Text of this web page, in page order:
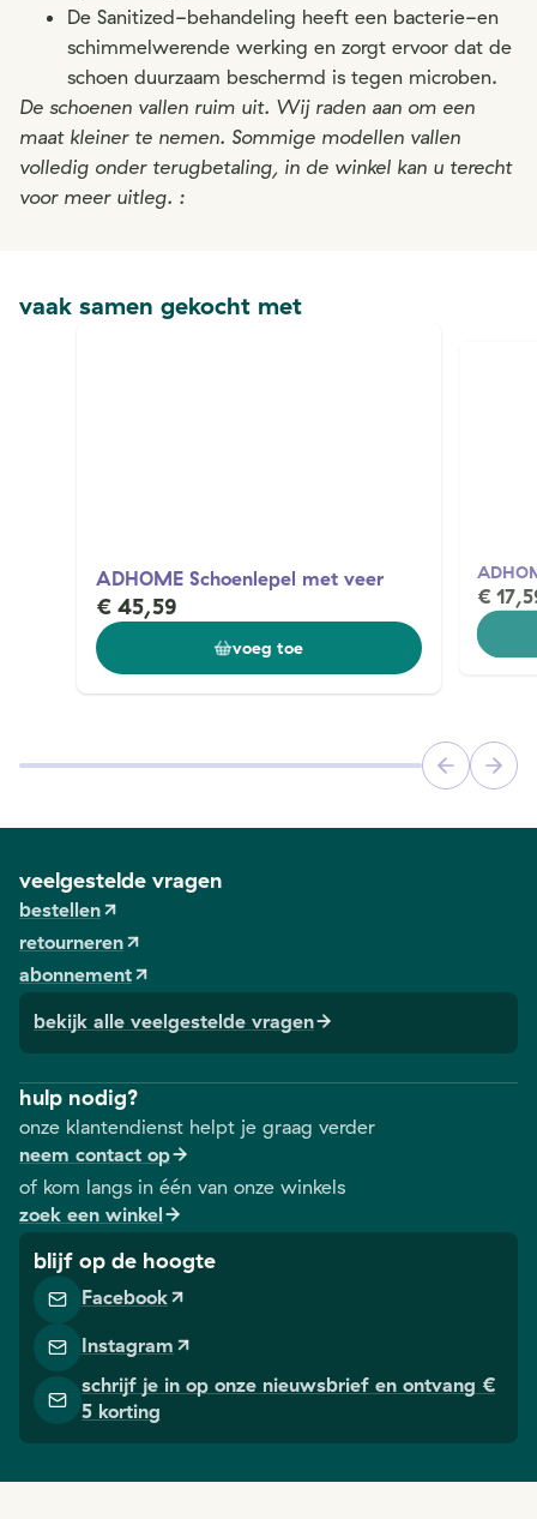
De Sanitized-behandeling heeft een bacterie-en
schimmelwerende werking en zorgt ervoor dat de
schoen duurzaam beschermd is tegen microben.
De schoenen vallen ruim uit. Wij raden aan om een
maat kleiner te nemen. Sommige modellen vallen
volledig onder terugbetaling, in de winkel kan u terecht
voor meer uitleg. :
vaak samen gekocht met
ADHOME Schoenlepel met veer
€ 45,59
voeg toe
€
veelgestelde vragen
bestellen
retourneren
abonnement
bekijk alle veelgestelde vragen
hulp nodig?
onze klantendienst helpt je graag verder
neem contact op
of kom langs in één van onze winkels
zoek een winkel
blijf op de hoogte
Facebook
Instagram
schrijf je in op onze nieuwsbrief en ontvang €
5 korting